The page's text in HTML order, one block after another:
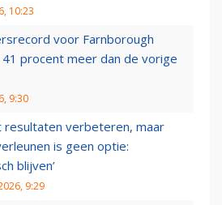
10:23
voor Farnborough
41 procent meer dan de vorige
9:30
resultaten verbeteren, maar
is geen optie:
blijven’
9:29